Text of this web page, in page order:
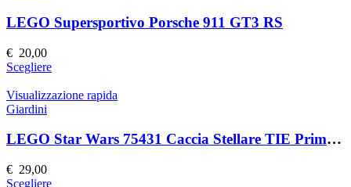
prodotto
Le
opzioni
scelte
nella
pagina
prodotto
LEGO Supersportivo Porsche 911 GT3 RS
€ 20,00
ScegliereQuesto
ha
Le
Visualizzazione rapida
Giardini
LEGO Star Wars 75431 Caccia Stellare TIE Primo Ordine
€ 29,00
ScegliereQuesto